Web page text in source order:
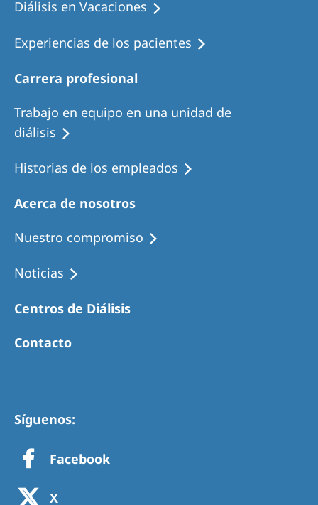
NephroCare International
Global Website
Diálisis en Vacaciones
Experiencias de los pacientes
Carrera profesional
Trabajo en equipo en una unidad de
diálisis
Historias de los empleados
Acerca de nosotros
Nuestro compromiso
Noticias
Centros de Diálisis
Contacto
Síguenos:
Facebook
X